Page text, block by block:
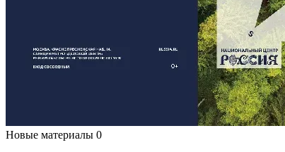
Новые материалы 0